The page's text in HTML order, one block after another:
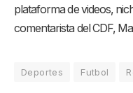
plataforma de videos,
comentarista del CDF,
Deportes Futbol